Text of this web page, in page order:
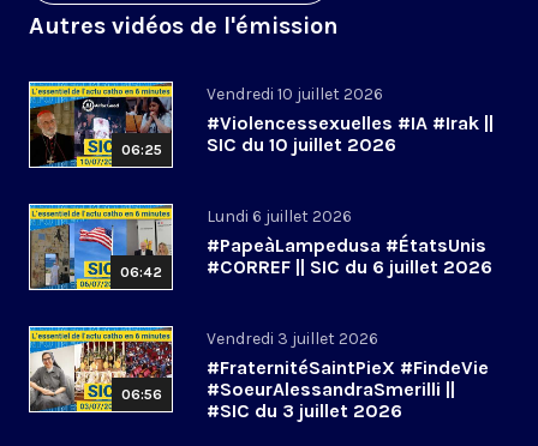
Autres vidéos de l'émission
06:25
Vendredi 10 juillet 2026
#Violencessexuelles #IA #Irak ||
SIC du 10 juillet 2026
06:42
Lundi 6 juillet 2026
#PapeàLampedusa #ÉtatsUnis
#CORREF || SIC du 6 juillet 2026
06:56
Vendredi 3 juillet 2026
#FraternitéSaintPieX #FindeVie
#SoeurAlessandraSmerilli ||
#SIC du 3 juillet 2026